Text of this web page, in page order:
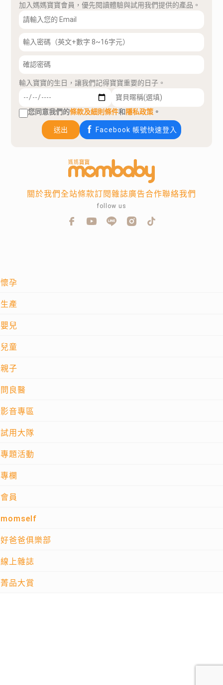
加入媽媽寶寶會員，優先閱讀體驗與試用我們提供的產品。
輸入寶寶的生日，讓我們記得寶寶重要的日子。
您同意我們的條款及細則條件和隱私政策 。
送出 Facebook 帳號快速登入
懷孕
生產
嬰兒
兒童
親子
問良醫
影音專區
試用大隊
專題活動
專欄
會員
momself
好爸爸俱樂部
線上雜誌
菁品大賞
關於我們全站條款訂閱雜誌廣告合作聯絡我們
follow us